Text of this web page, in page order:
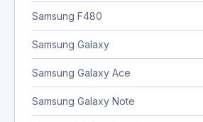
Samsung F480
Samsung Galaxy
Samsung Galaxy Ace
Samsung Galaxy Note